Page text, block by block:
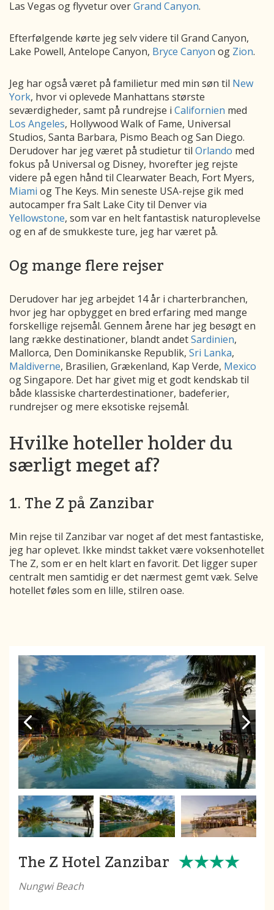
Las Vegas og flyvetur overGrand Canyon.
Efterfølgende kørte jeg selv videre til Grand Canyon,
Lake Powell, Antelope Canyon, Bryce Canyon og Zion.
Jeg har også været på familietur med min søn til New
York, hvor vi oplevede Manhattans største
seværdigheder, samt på rundrejse i Californien med
Los Angeles, Hollywood Walk of Fame, Universal
Studios, Santa Barbara, Pismo Beach og San Diego.
Derudover har jeg været på studietur til Orlando med
fokus på Universal og Disney, hvorefter jeg rejste
videre på egen hånd til Clearwater Beach, Fort Myers,
Miami og The Keys. Min seneste USA-rejse gik med
autocamper fra Salt Lake City til Denver via
Yellowstone, som var en helt fantastisk naturoplevelse
og en af de smukkeste ture, jeg har været på.
Og mange flere rejser
Derudover har jeg arbejdet 14 år i charterbranchen,
hvor jeg har opbygget en bred erfaring med mange
forskellige rejsemål. Gennem årene har jeg besøgt en
lang række destinationer, blandt andetSardinien,
Mallorca, Den Dominikanske Republik, Sri Lanka,
Maldiverne, Brasilien, Grækenland, Kap Verde, Mexico
og Singapore. Det har givet mig et godt kendskab til
både klassiske charterdestinationer, badeferier,
rundrejser og mere eksotiske rejsemål.
Hvilke hoteller holder du
særligt meget af?
1. The Z på Zanzibar
Min rejse til Zanzibar var noget af det mest fantastiske,
jeg har oplevet. Ikke mindst takket være voksenhotellet
The Z, som er en helt klart en favorit. Det ligger super
centralt men samtidig er det nærmest gemt væk. Selve
hotellet føles som en lille, stilren oase.
The Z Hotel Zanzibar
Nungwi Beach